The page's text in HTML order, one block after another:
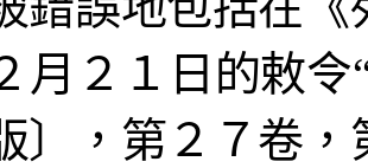
月２１日的敕
〕，第２７卷